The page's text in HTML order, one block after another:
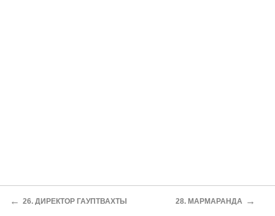
← 26. ДИРЕКТОР ГАУПТВАХТЫ 28. МАРМАРАНДА →